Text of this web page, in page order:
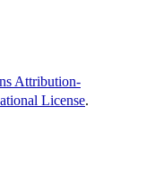
Attribution-
License.